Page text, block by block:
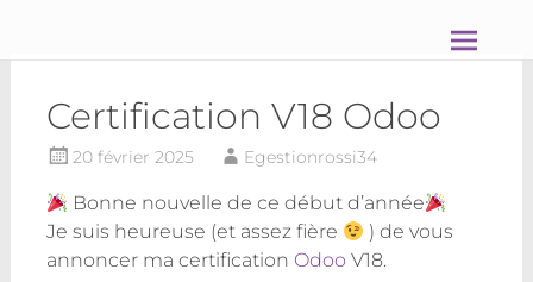
principalCertification V18 Odoo
20 février 2025 Egestionrossi34
Bonne nouvelle de ce début d’année
Je suis heureuse (et assez fière
) de vous
annoncer ma certification Odoo V18.